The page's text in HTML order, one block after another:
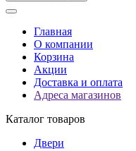
Главная
О компании
Корзина
Акции
Доставка и оплата
Адреса магазинов
Каталог товаров
Двери